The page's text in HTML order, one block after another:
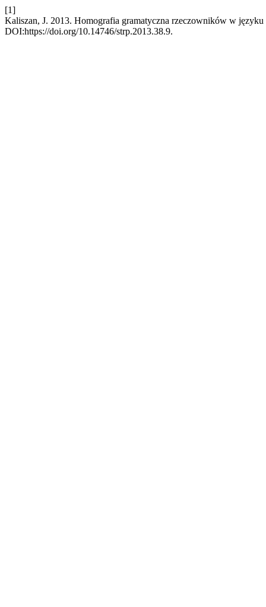
[1]
Kaliszan, J. 2013. Homografia gramatyczna rzeczowników w
DOI:https://doi.org/10.14746/strp.2013.38.9.